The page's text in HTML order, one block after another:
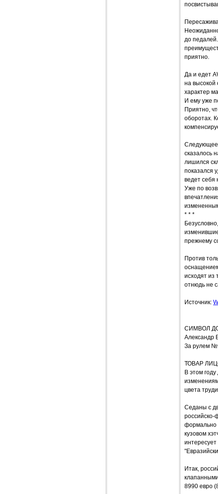
до
приятно.
Да и едет
на высокой
характер
И ему уже
Приятно,
оборотах.
Следующее
сказалось
лишился
показался
ведет себя
Уже по
* * *
прежнему
Против
исходят из
отнюдь не
Источник:
СИМВОЛ
Александр
За рулем
ТОВАР
В этом
цвета
Седаны с
формально
кузовом
Итак,
8990 евро